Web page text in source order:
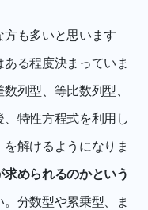
も多いと思います
る程度決まっていま
列型、等比数列型、
特性方程式を利用し
解けるようになりま
められるのかという
分数型や累乗型、ま